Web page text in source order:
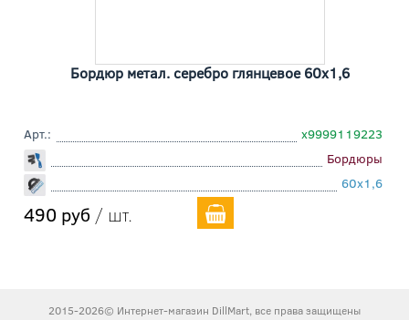
Бордюр метал. серебро глянцевое 60x1,6
Арт.:
х9999119223
Бордюры
60x1,6
490 руб / шт.
2015-2026© Интернет-магазин DillMart, все права защищены